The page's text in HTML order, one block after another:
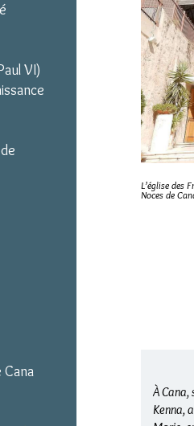
VI)
L’église des
Noces de
À
Kenna,